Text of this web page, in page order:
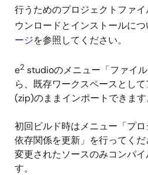
行うためのプロジェクトファ
ウンロードとインストールにつ
ージを参照してください。
e2 studioのメニュー「ファイ
ら、既存ワークスペースとし
(zip)のままインポートできます
初回ビルド時はメニュー「プ
依存関係を更新」を行ってく
変更されたソースのみコンパ
す。